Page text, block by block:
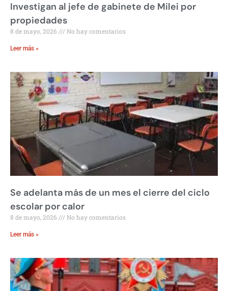
Investigan al jefe de gabinete de Milei por
propiedades
8 de mayo, 2026 No hay comentarios
Leer más »
Se adelanta más de un mes el cierre del ciclo
escolar por calor
8 de mayo, 2026 No hay comentarios
Leer más »